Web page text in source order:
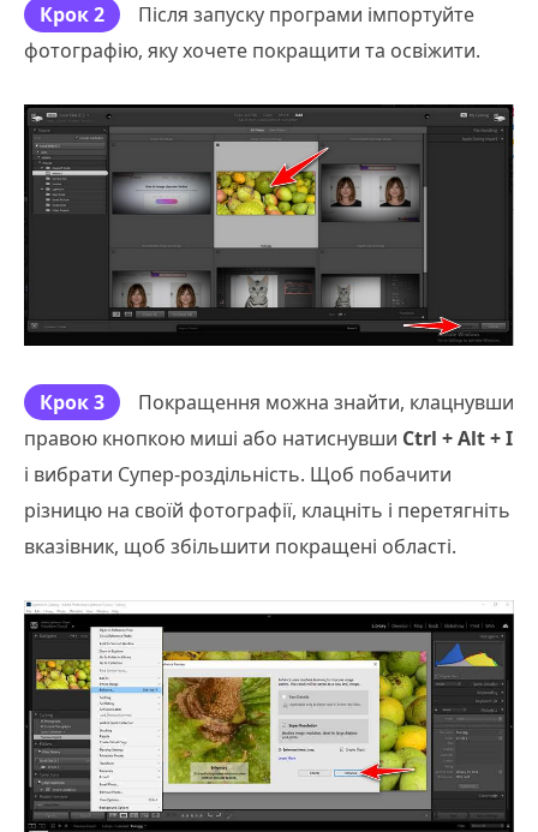
Крок 2
Після запуску програми імпортуйте
фотографію, яку хочете покращити та освіжити.
Крок 3
Покращення можна знайти, клацнувши
правою кнопкою миші або натиснувши Ctrl + Alt + I
і вибрати Супер-роздільність. Щоб побачити
різницю на своїй фотографії, клацніть і перетягніть
вказівник, щоб збільшити покращені області.